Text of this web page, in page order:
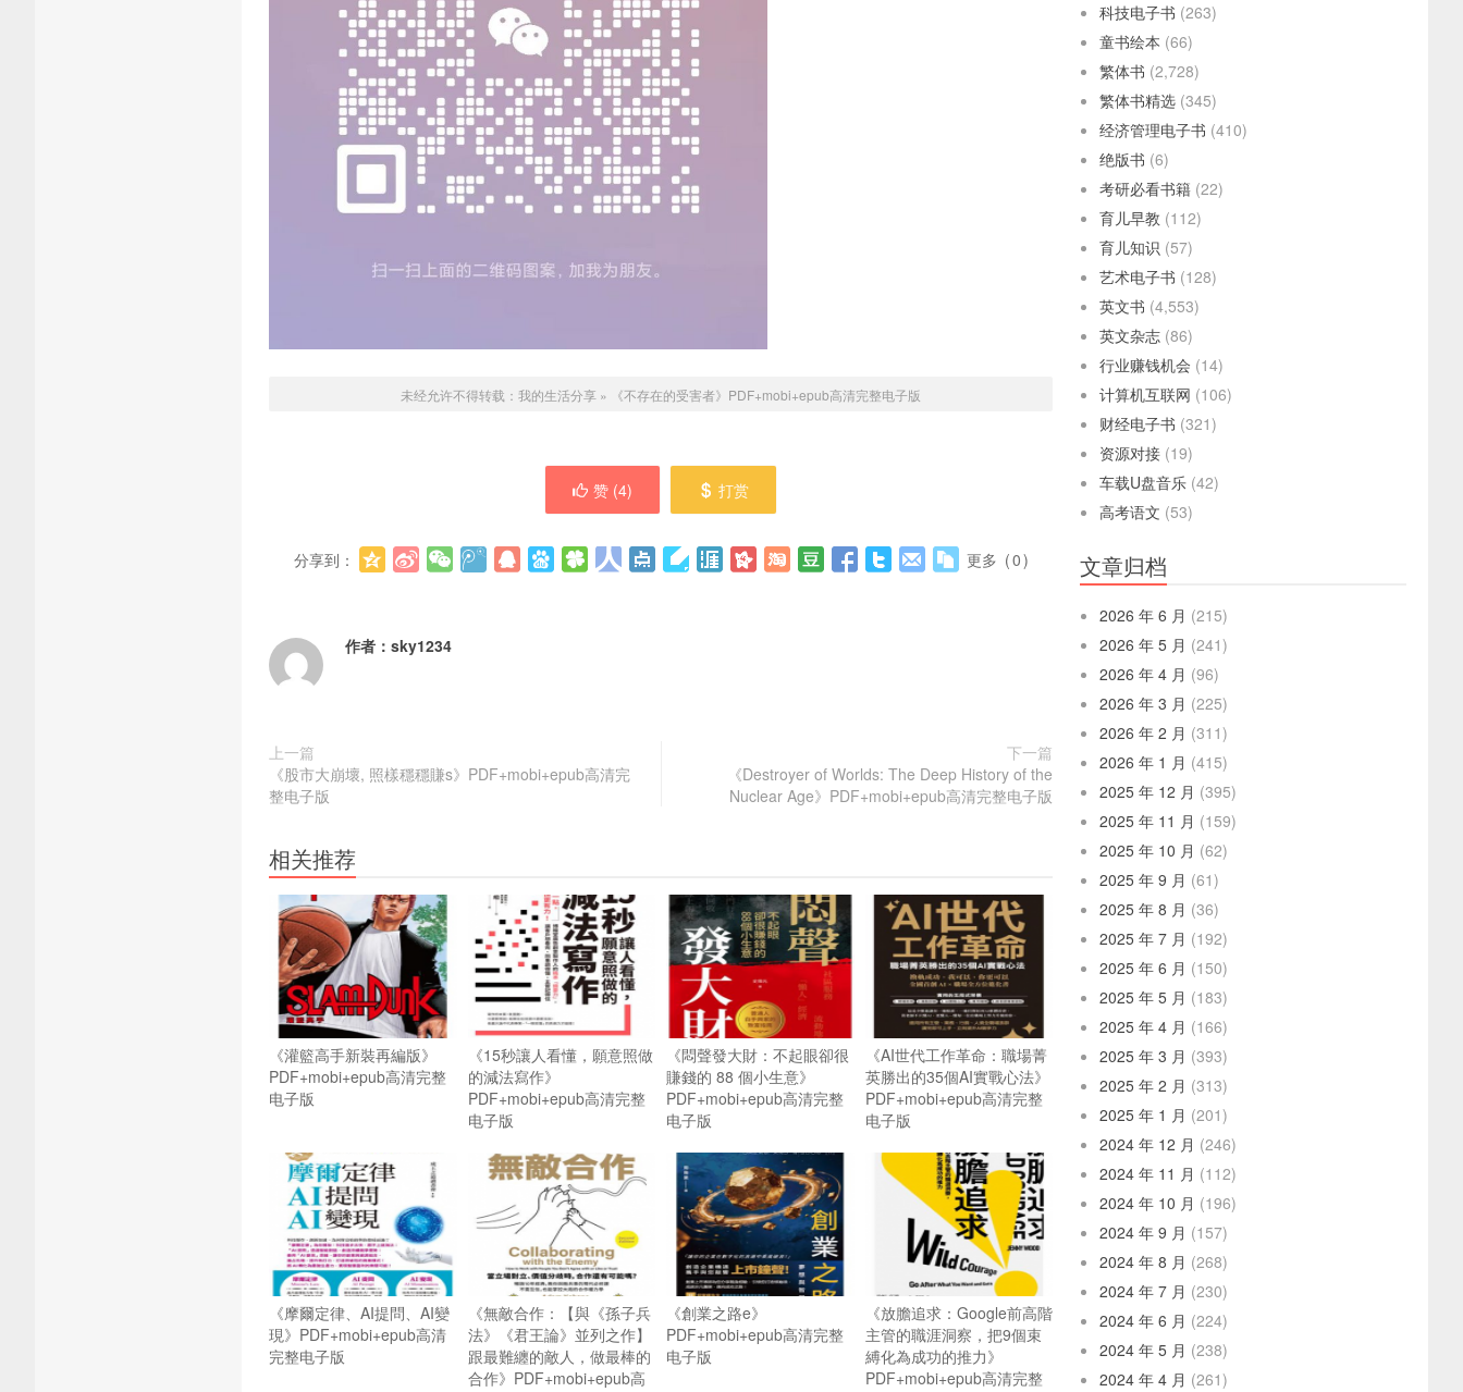
未经允许不得转载： 我的生活分享 » 《不存在的受害者》PDF+mobi+epub高清完整电子版
赞 (4) 打赏
分享到： 更多 (0)
作者： sky1234
上一篇
《股市大崩壞, 照樣穩穩賺s》PDF+mobi+epub高清完
整电子版
下一篇
《Destroyer of Worlds: The Deep History of the
Nuclear Age》PDF+mobi+epub高清完整电子版
相关推荐
《灌籃高手新裝再編版》
PDF+mobi+epub高清完整
电子版
《15秒讓人看懂，願意照做
的減法寫作》
PDF+mobi+epub高清完整
电子版
《悶聲發大財：不起眼卻很
賺錢的 88 個小生意》
PDF+mobi+epub高清完整
电子版
《AI世代工作革命：職場菁
英勝出的35個AI實戰心法》
PDF+mobi+epub高清完整
电子版
《摩爾定律、AI提問、AI變
現》PDF+mobi+epub高清
完整电子版
《無敵合作：【與《孫子兵
法》《君王論》並列之作】
跟最難纏的敵人，做最棒的
合作》PDF+mobi+epub高
《創業之路e》
PDF+mobi+epub高清完整
电子版
《放膽追求：Google前高階
主管的職涯洞察，把9個束
縛化為成功的推力》
PDF+mobi+epub高清完整
科技电子书 (263)
童书绘本 (66)
繁体书 (2,728)
繁体书精选 (345)
经济管理电子书 (410)
绝版书 (6)
考研必看书籍 (22)
育儿早教 (112)
育儿知识 (57)
艺术电子书 (128)
英文书 (4,553)
英文杂志 (86)
行业赚钱机会 (14)
计算机互联网 (106)
财经电子书 (321)
资源对接 (19)
车载U盘音乐 (42)
高考语文 (53)
文章归档
2026 年 6 月 (215)
2026 年 5 月 (241)
2026 年 4 月 (96)
2026 年 3 月 (225)
2026 年 2 月 (311)
2026 年 1 月 (415)
2025 年 12 月 (395)
2025 年 11 月 (159)
2025 年 10 月 (62)
2025 年 9 月 (61)
2025 年 8 月 (36)
2025 年 7 月 (192)
2025 年 6 月 (150)
2025 年 5 月 (183)
2025 年 4 月 (166)
2025 年 3 月 (393)
2025 年 2 月 (313)
2025 年 1 月 (201)
2024 年 12 月 (246)
2024 年 11 月 (112)
2024 年 10 月 (196)
2024 年 9 月 (157)
2024 年 8 月 (268)
2024 年 7 月 (230)
2024 年 6 月 (224)
2024 年 5 月 (238)
2024 年 4 月 (261)